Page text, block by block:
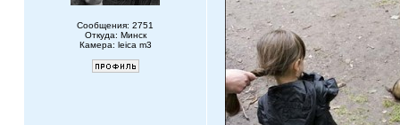
Сообщения: 2751
Откуда: Минск
Камера: leica m3